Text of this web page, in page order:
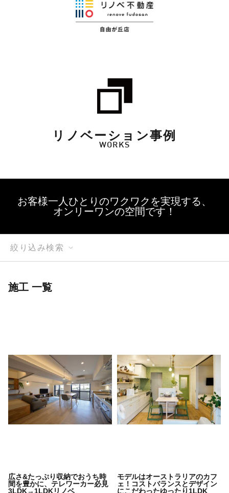
リノベーション事例
WORKS
お客様一人ひとりのワクワクを実現する、
オンリーワンの空間です！
絞り込み検索
施工 一覧
広さ&たっぷり収納でおうち時
間を豊かに、テレワーカー必見
3LDK→1LDKリノベ
モデルはオーストラリアのカフ
ェ！コストバランスとデザイン
にこだわったゆったり1LDK